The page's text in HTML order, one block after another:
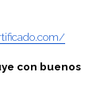
con buenos